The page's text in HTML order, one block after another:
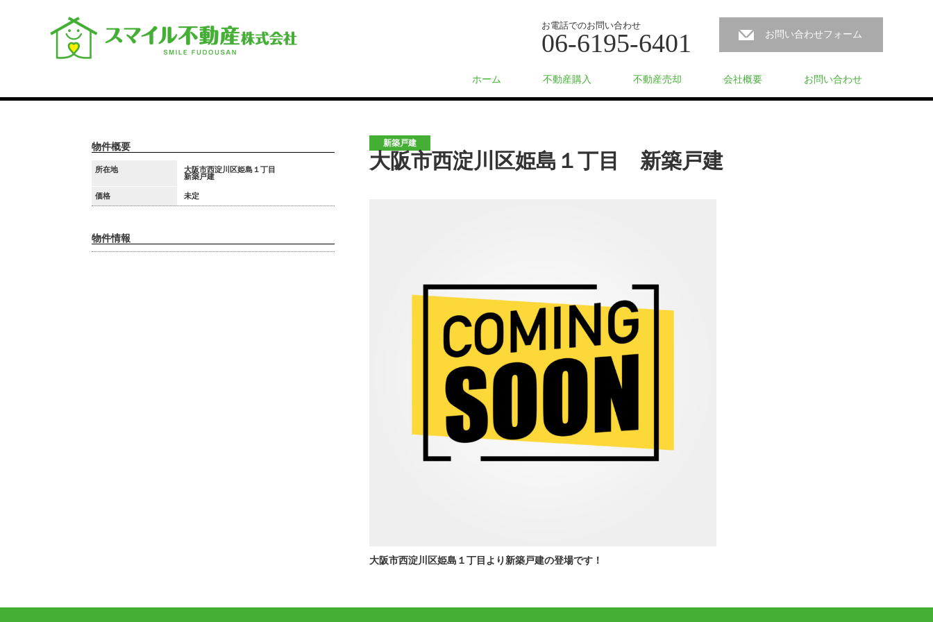
お電話でのお問い合わせ
06-6195-6401 お問い合わせフォーム
ホーム 不動産購入 不動産売却 会社概要 お問い合わせ
物件概要
所在地
大阪市西淀川区姫島１丁目
新築戸建
価格 未定
物件情報
新築戸建
大阪市西淀川区姫島１丁目 新築戸建
大阪市西淀川区姫島１丁目より新築戸建の登場です！